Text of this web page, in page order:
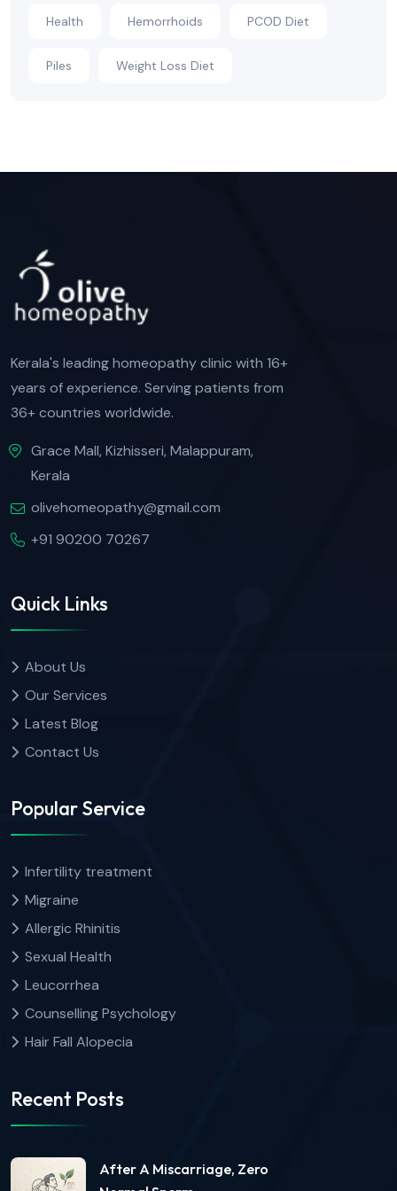
Health Hemorrhoids PCOD Diet
Piles Weight Loss Diet
Kerala's leading homeopathy clinic with 16+
years of experience. Serving patients from
36+ countries worldwide.
Grace Mall, Kizhisseri, Malappuram,
Kerala
olivehomeopathy@gmail.com
+91 90200 70267
Quick Links
About Us
Our Services
Latest Blog
Contact Us
Popular Service
Infertility treatment
Migraine
Allergic Rhinitis
Sexual Health
Leucorrhea
Counselling Psychology
Hair Fall Alopecia
Recent Posts
After A Miscarriage, Zero